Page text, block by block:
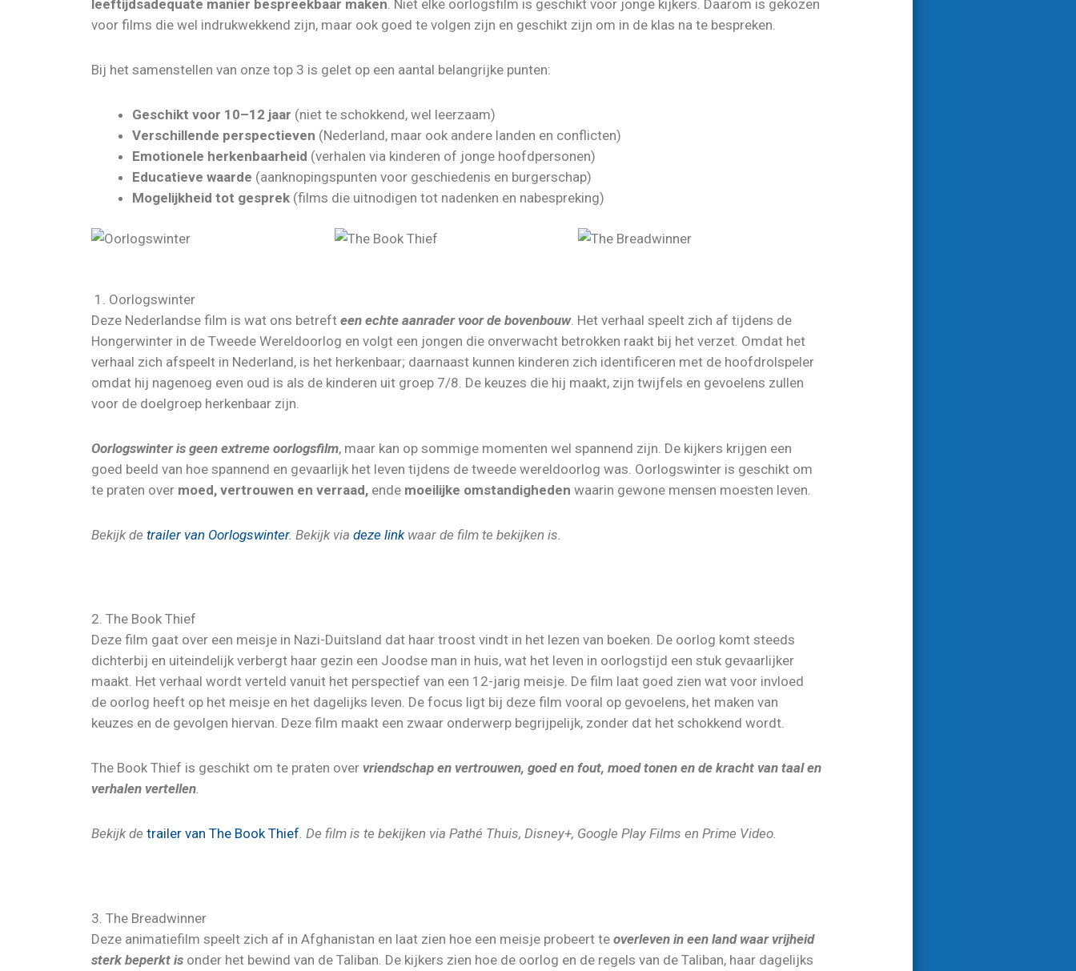
leeftijdsadequate manier bespreekbaar maken. Niet elke oorlogsfilm is geschikt voor jonge kijkers. Daarom is gekozen
voor films die wel indrukwekkend zijn, maar ook goed te volgen zijn en geschikt zijn om in de klas na te bespreken.
Bij het samenstellen van onze top 3 is gelet op een aantal belangrijke punten:
Geschikt voor 10–12 jaar (niet te schokkend, wel leerzaam)
Verschillende perspectieven (Nederland, maar ook andere landen en conflicten)
Emotionele herkenbaarheid (verhalen via kinderen of jonge hoofdpersonen)
Educatieve waarde (aanknopingspunten voor geschiedenis en burgerschap)
Mogelijkheid tot gesprek (films die uitnodigen tot nadenken en nabespreking)
1. Oorlogswinter
Deze Nederlandse film is wat ons betreft een echte aanrader voor de bovenbouw. Het verhaal speelt zich af tijdens de
Hongerwinter in de Tweede Wereldoorlog en volgt een jongen die onverwacht betrokken raakt bij het verzet. Omdat het
verhaal zich afspeelt in Nederland, is het herkenbaar; daarnaast kunnen kinderen zich identificeren met de hoofdrolspeler
omdat hij nagenoeg even oud is als de kinderen uit groep 7/8. De keuzes die hij maakt, zijn twijfels en gevoelens zullen
voor de doelgroep herkenbaar zijn.
Oorlogswinter is geen extreme oorlogsfilm, maar kan op sommige momenten wel spannend zijn. De kijkers krijgen een
goed beeld van hoe spannend en gevaarlijk het leven tijdens de tweede wereldoorlog was. Oorlogswinter is geschikt om
te praten over moed, vertrouwen en verraad, ende moeilijke omstandigheden waarin gewone mensen moesten leven.
Bekijk de trailer van Oorlogswinter. Bekijk via deze linkwaar de film te bekijken is.
2. The Book Thief
Deze film gaat over een meisje in Nazi-Duitsland dat haar troost vindt in het lezen van boeken. De oorlog komt steeds
dichterbij en uiteindelijk verbergt haar gezin een Joodse man in huis, wat het leven in oorlogstijd een stuk gevaarlijker
maakt. Het verhaal wordt verteld vanuit het perspectief van een 12-jarig meisje. De film laat goed zien wat voor invloed
de oorlog heeft op het meisje en het dagelijks leven. De focus ligt bij deze film vooral op gevoelens, het maken van
keuzes en de gevolgen hiervan. Deze film maakt een zwaar onderwerp begrijpelijk, zonder dat het schokkend wordt.
The Book Thief is geschikt om te praten over vriendschap en vertrouwen, goed en fout, moed tonen en de kracht van taal en
verhalen vertellen.
Bekijk de trailer van The Book Thief . De film is te bekijken via Pathé Thuis, Disney+, Google Play Films en Prime Video.
3. The Breadwinner
Deze animatiefilm speelt zich af in Afghanistan en laat zien hoe een meisje probeert te overleven in een land waar vrijheid
sterk beperkt is onder het bewind van de Taliban. De kijkers zien hoe de oorlog en de regels van de Taliban, haar dagelijks